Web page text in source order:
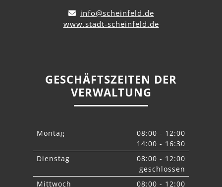
info@scheinfeld.de
www.stadt-scheinfeld.de
GESCHÄFTSZEITEN DER
VERWALTUNG
Montag
08:00 - 12:00
14:00 - 16:30
Dienstag
08:00 - 12:00
geschlossen
Mittwoch
08:00 - 12:00